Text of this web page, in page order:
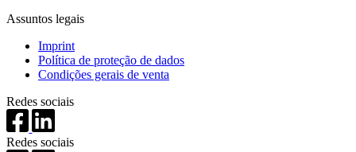
Assuntos legais
Imprint
Política de proteção de dados
Condições gerais de venta
Redes sociais
Redes sociais